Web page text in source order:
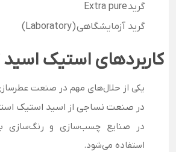
گرید Extra pure
گرید آزمایشگاهی (Laboratory)
کاربردهای استیک اسید
یکی از حلال‌های مهم در صنعت
در صنعت نساجی از اسید استیک
در صنایع چسب‌سازی و رنگ‌سازی
استفاده می‌شود.